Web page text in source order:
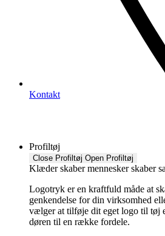
Kontakt
Profiltøj
Close Profiltøj Open Profiltøj
Klæder skaber mennesker skaber
Logotryk er en kraftfuld måde at
genkendelse for din virksomhed
vælger at tilføje dit eget logo til tøj
døren til en række fordele.